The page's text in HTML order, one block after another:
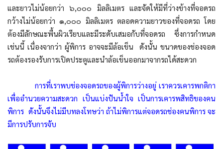
และยาวไม่น้อยกว่า ๖,๐๐๐ มิลลิเมตร และจัดให้มีที่ว่างข้างที่จอดรถ
กว้างไม่น้อยกว่า ๑,๐๐๐ มิลลิเมตร ตลอดความยาวของที่จอดรถ โดย
ต้องมีลักษณะพื้นผิวเรียบและมีระดับเสมอกับที่จอดรถ ซึ่งการกำหนด
เช่นนี้ เนื่องจากว่า ผู้พิการ อาจจะมีล้อเข็น ดังนั้น ขนาดของช่องจอด
รถต้องรองรับการเปิดประตูและนำล้อเข็นออกมาจากรถได้สะดวก
การที่เราพบช่องจอดรถของผู้พิการว่างอยู่ เราควรเคารพกติกา
เพื่ออำนวยความสะดวก เป็นแบ่งปันน้ำใจ เป็นการเคารพสิทธิของคน
พิการ ดังนั้นจึงไม่มีบทลงโทษว่า ถ้าไม่พิการแต่จอดรถช่องคนพิการ จะ
มีการปรับการจับ